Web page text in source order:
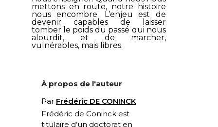
mettons en route, notre histoire
nous encombre. L’enjeu est de
devenir capables de laisser
tomber le poids du passé qui nous
alourdit, et de marcher,
vulnérables, mais libres.
À propos de l'auteur
Par Frédéric DE CONINCK
Frédéric de Coninck est
titulaire d’un doctorat en